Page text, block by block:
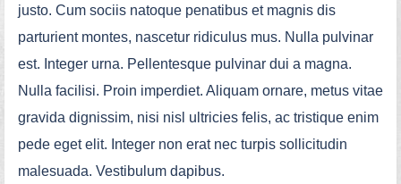
justo. Cum sociis natoque penatibus et magnis dis
parturient montes, nascetur ridiculus mus. Nulla pulvinar
est. Integer urna. Pellentesque pulvinar dui a magna.
Nulla facilisi. Proin imperdiet. Aliquam ornare, metus vitae
gravida dignissim, nisi nisl ultricies felis, ac tristique enim
pede eget elit. Integer non erat nec turpis sollicitudin
malesuada. Vestibulum dapibus.